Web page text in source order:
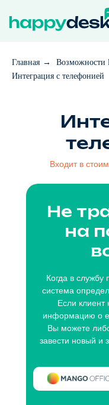
Главная → Возможности
Интеграция с телефонией
Входит в
Не
на
Когда в службу
система
Если клиент
информацию о
Вы можете
завести новый и